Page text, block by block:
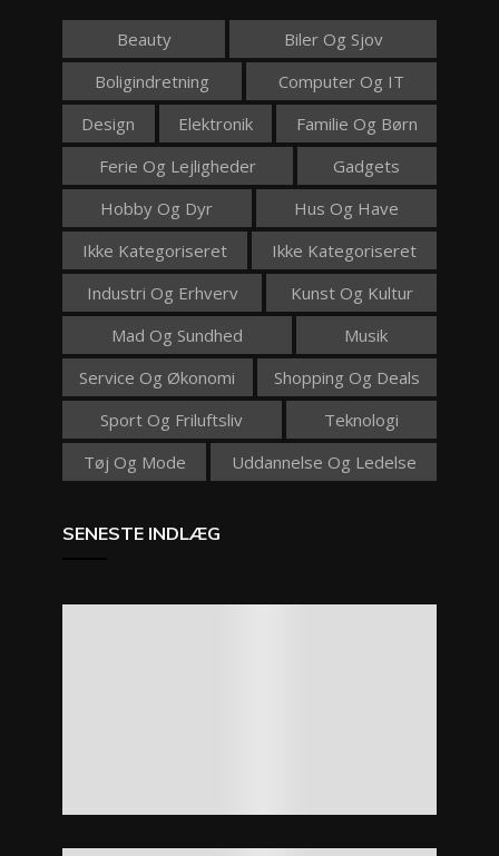
Beauty
Biler Og Sjov
Boligindretning
Computer Og IT
Design
Elektronik
Familie Og Børn
Ferie Og Lejligheder
Gadgets
Hobby Og Dyr
Hus Og Have
Ikke Kategoriseret
Ikke Kategoriseret
Industri Og Erhverv
Kunst Og Kultur
Mad Og Sundhed
Musik
Service Og Økonomi
Shopping Og Deals
Sport Og Friluftsliv
Teknologi
Tøj Og Mode
Uddannelse Og Ledelse
SENESTE INDLÆG